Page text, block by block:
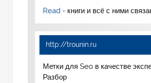
Read- книги и всё с ними
http://trounin.ru
Метки для Seo в качестве
Разбор